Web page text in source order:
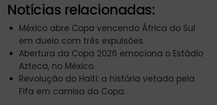
Notícias relacionadas:
México abre Copa vencendo África do Sul
em duelo com três expulsões.
Abertura da Copa 2026 emociona o Estádio
Azteca, no México.
Revolução do Haiti: a história vetada pela
Fifa em camisa da Copa.